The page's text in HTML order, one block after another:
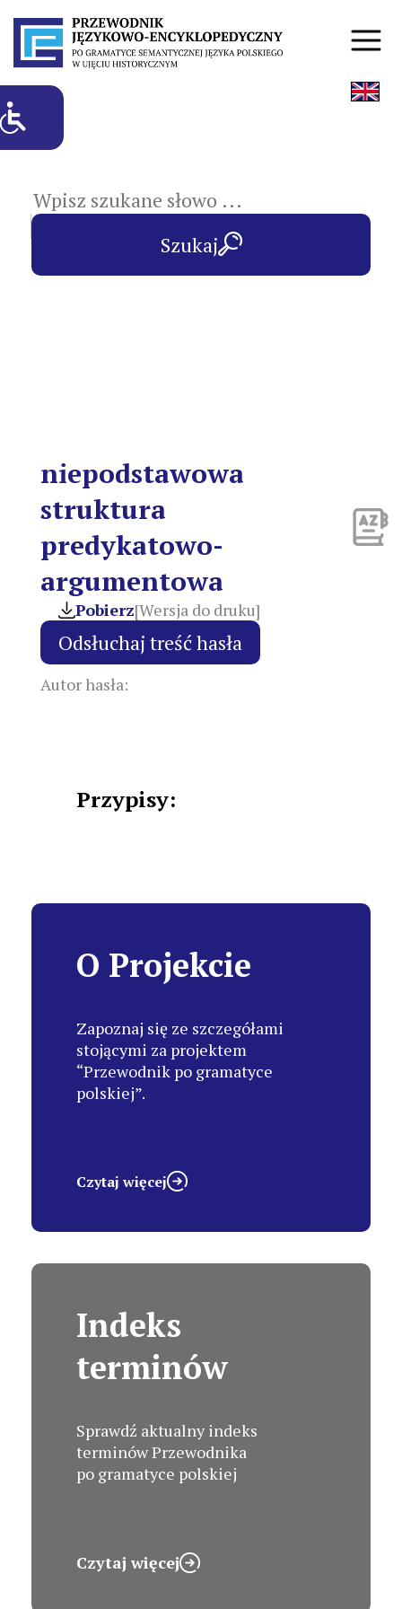
Szukaj
niepodstawowa
struktura
predykatowo-
argumentowa
Pobierz[Wersja do druku]
Autor hasła:
Przypisy:
O Projekcie
Zapoznaj się ze szczegółami
stojącymi za projektem
“Przewodnik po gramatyce
polskiej”.
Czytaj więcej
Indeks
terminów
Sprawdź aktualny indeks
terminów Przewodnika
po gramatyce polskiej
Czytaj więcej